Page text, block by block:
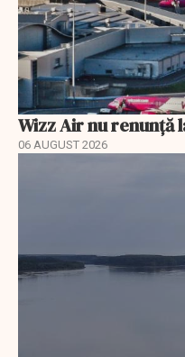
Wizz Air nu renunță
06 AUGUST 2026